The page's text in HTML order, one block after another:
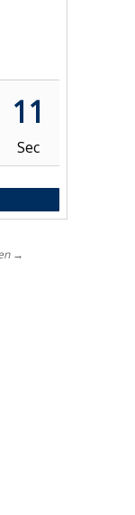
10
Sec